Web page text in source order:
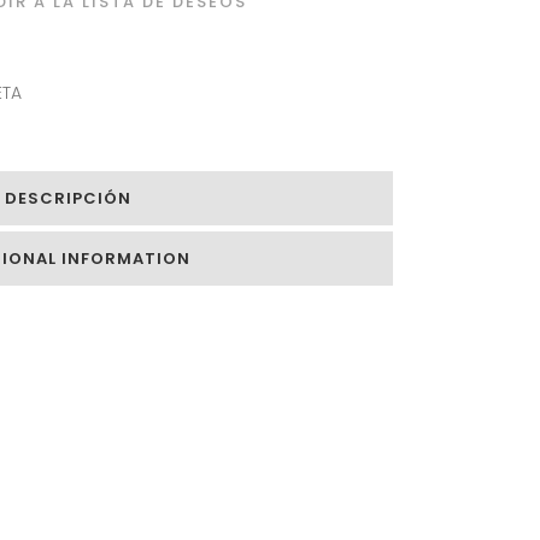
DESCRIPCIÓN
INFORMATION